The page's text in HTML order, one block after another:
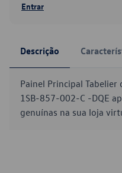
Entrar
Descrição
Painel Principal
1SB-857-002-C -DQE
genuínas na sua loja